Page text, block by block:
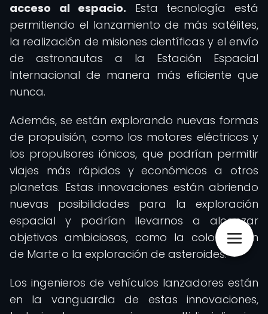
acceso al espacio. Esta tecnología está
permitiendo el lanzamiento de más satélites,
la realización de misiones científicas y el envío
de astronautas a la Estación Espacial
Internacional de manera más eficiente que
nunca.
Además, se están explorando nuevas formas
de propulsión, como los motores eléctricos y
los propulsores iónicos, que podrían permitir
viajes más rápidos y económicos a otros
planetas. Estas innovaciones están abriendo
nuevas posibilidades para la exploración
espacial y podrían llevarnos a alcanzar
objetivos ambiciosos, como la colonización
de Marte o la exploración de asteroides.
Los ingenieros de vehículos lanzadores están
en la vanguardia de estas innovaciones,